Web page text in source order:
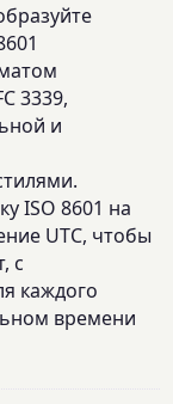
3339,
и
ISO 8601 на
UTC, чтобы
с
каждого
времени